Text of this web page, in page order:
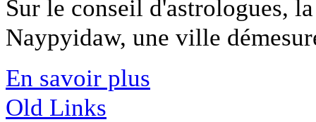
Sur le conseil d'astrologues,
Naypyidaw, une ville
En savoir plus
Old Links